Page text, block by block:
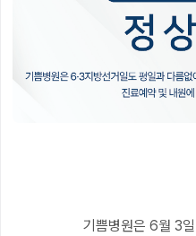
기쁨병원은 6월 3